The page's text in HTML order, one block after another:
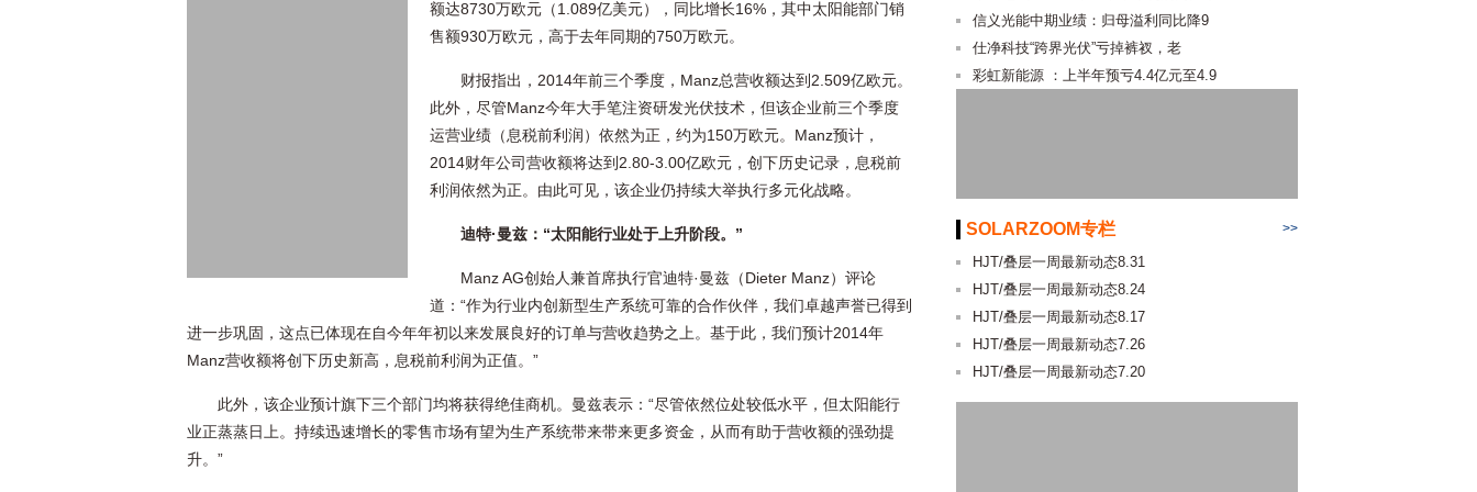
额达8730万欧元（1.089亿美元），同比增长16%，其中太阳能部门销
售额930万欧元，高于去年同期的750万欧元。
财报指出，2014年前三个季度，Manz总营收额达到2.509亿欧元。
此外，尽管Manz今年大手笔注资研发光伏技术，但该企业前三个季度
运营业绩（息税前利润）依然为正，约为150万欧元。Manz预计，
2014财年公司营收额将达到2.80-3.00亿欧元，创下历史记录，息税前
利润依然为正。由此可见，该企业仍持续大举执行多元化战略。
迪特·曼兹：“太阳能行业处于上升阶段。”
Manz AG创始人兼首席执行官迪特·曼兹（Dieter Manz）评论
道：“作为行业内创新型生产系统可靠的合作伙伴，我们卓越声誉已得到
进一步巩固，这点已体现在自今年年初以来发展良好的订单与营收趋势之上。基于此，我们预计2014年
Manz营收额将创下历史新高，息税前利润为正值。”
此外，该企业预计旗下三个部门均将获得绝佳商机。曼兹表示：“尽管依然位处较低水平，但太阳能行
业正蒸蒸日上。持续迅速增长的零售市场有望为生产系统带来带来更多资金，从而有助于营收额的强劲提
升。”
信义光能中期业绩：归母溢利同比降9
仕净科技“跨界光伏”亏掉裤衩，老
彩虹新能源 ：上半年预亏4.4亿元至4.9
SOLARZOOM专栏 >>
HJT/叠层一周最新动态8.31
HJT/叠层一周最新动态8.24
HJT/叠层一周最新动态8.17
HJT/叠层一周最新动态7.26
HJT/叠层一周最新动态7.20